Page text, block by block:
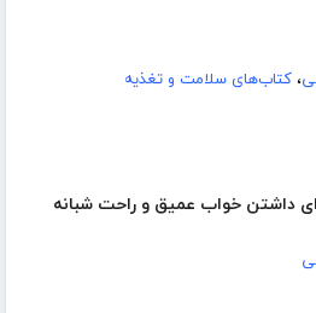
، کتاب‌های سلامت و تغذیه
داشتن خواب عمیق و راحت شبانه